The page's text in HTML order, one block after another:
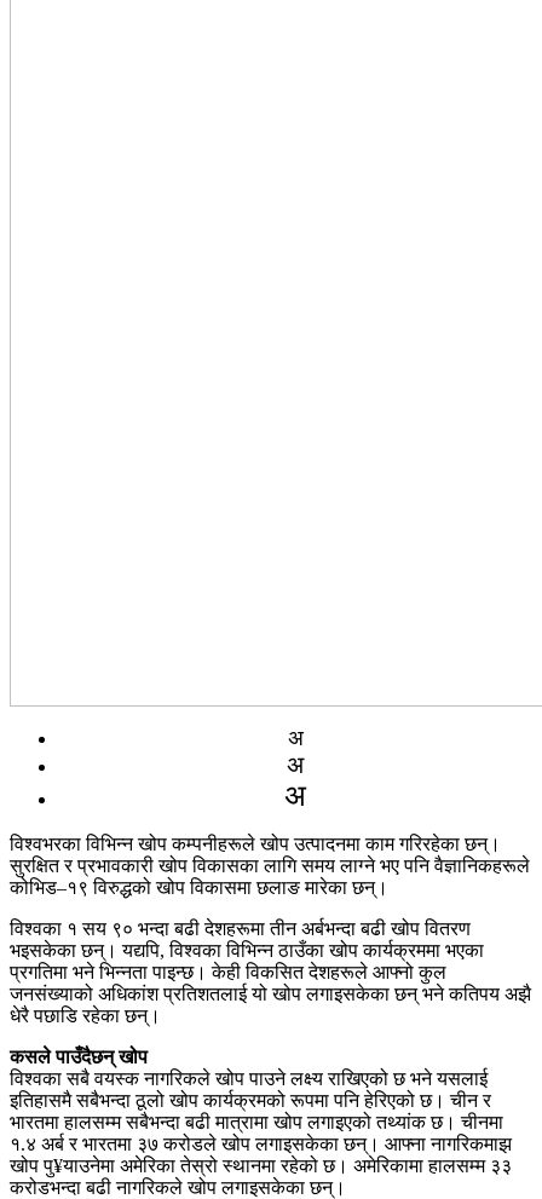
अ
अ
अ
विश्वभरका विभिन्न खोप कम्पनीहरूले खोप उत्पादनमा काम गरिरहेका छन्।
सुरक्षित र प्रभावकारी खोप विकासका लागि समय लाग्ने भए पनि वैज्ञानिकहरूले
कोभिड–१९ विरुद्धको खोप विकासमा छलाङ मारेका छन्।
विश्वका १ सय ९० भन्दा बढी देशहरूमा तीन अर्बभन्दा बढी खोप वितरण
भइसकेका छन्। यद्यपि, विश्वका विभिन्न ठाउँका खोप कार्यक्रममा भएका
प्रगतिमा भने भिन्नता पाइन्छ। केही विकसित देशहरूले आफ्नो कुल
जनसंख्याको अधिकांश प्रतिशतलाई यो खोप लगाइसकेका छन् भने कतिपय अझै
धेरै पछाडि रहेका छन्।
कसले पाउँदैछन् खोप
विश्वका सबै वयस्क नागरिकले खोप पाउने लक्ष्य राखिएको छ भने यसलाई
इतिहासमै सबैभन्दा ठूलो खोप कार्यक्रमको रूपमा पनि हेरिएको छ। चीन र
भारतमा हालसम्म सबैभन्दा बढी मात्रामा खोप लगाइएको तथ्यांक छ। चीनमा
१.४ अर्ब र भारतमा ३७ करोडले खोप लगाइसकेका छन्। आफ्ना नागरिकमाझ
खोप पु¥याउनेमा अमेरिका तेस्रो स्थानमा रहेको छ। अमेरिकामा हालसम्म ३३
करोडभन्दा बढी नागरिकले खोप लगाइसकेका छन्।